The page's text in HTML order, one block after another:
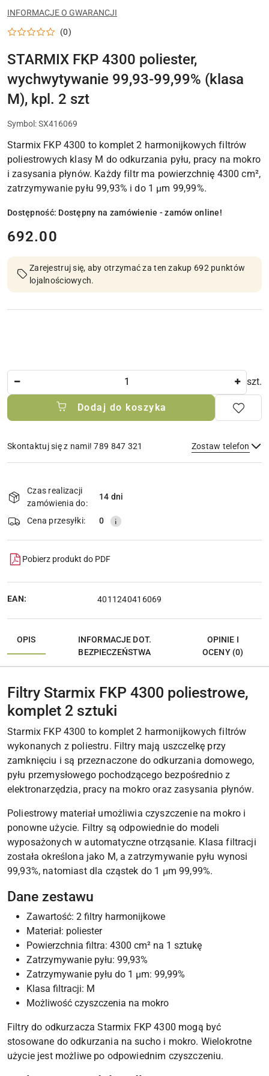
INFORMACJE O GWARANCJI
(0)
STARMIX FKP 4300 poliester,
wychwytywanie 99,93-99,99% (klasa
M), kpl. 2 szt
Symbol:SX416069
Starmix FKP 4300 to komplet 2 harmonijkowych filtrów
poliestrowych klasy M do odkurzania pyłu, pracy na mokro
i zasysania płynów. Każdy filtr ma powierzchnię 4300 cm²,
zatrzymywanie pyłu 99,93% i do 1 μm 99,99%.
Dostępność: Dostępny na zamówienie - zamów online!
cena:
692.00
Zarejestruj się, aby otrzymać za ten zakup 692 punktów
lojalnościowych.
szt.
Dodaj do koszyka
Skontaktuj się z nami! 789 847 321 Zostaw telefon
Wyślij
dostawa
Czas realizacji
zamówienia do:
14 dni
Cena przesyłki: 0
Pobierz produkt do PDF
EAN: 4011240416069
OPIS
INFORMACJE DOT.
BEZPIECZEŃSTWA
OPINIE I
OCENY (0)
Filtry Starmix FKP 4300 poliestrowe,
komplet 2 sztuki
Starmix FKP 4300 to komplet 2 harmonijkowych filtrów
wykonanych z poliestru. Filtry mają uszczelkę przy
zamknięciu i są przeznaczone do odkurzania domowego,
pyłu przemysłowego pochodzącego bezpośrednio z
elektronarzędzia, pracy na mokro oraz zasysania płynów.
Poliestrowy materiał umożliwia czyszczenie na mokro i
ponowne użycie. Filtry są odpowiednie do modeli
wyposażonych w automatyczne otrząsanie. Klasa filtracji
została określona jako M, a zatrzymywanie pyłu wynosi
99,93%, natomiast dla cząstek do 1 μm 99,99%.
Dane zestawu
Zawartość: 2 filtry harmonijkowe
Materiał: poliester
Powierzchnia filtra: 4300 cm² na 1 sztukę
Zatrzymywanie pyłu: 99,93%
Zatrzymywanie pyłu do 1 μm: 99,99%
Klasa filtracji: M
Możliwość czyszczenia na mokro
Filtry do odkurzacza Starmix FKP 4300 mogą być
stosowane do odkurzania na sucho i mokro. Wielokrotne
użycie jest możliwe po odpowiednim czyszczeniu.